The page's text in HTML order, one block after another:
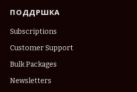
ПОДДРШКА
Subscriptions
Customer Support
Bulk Packages
Newsletters